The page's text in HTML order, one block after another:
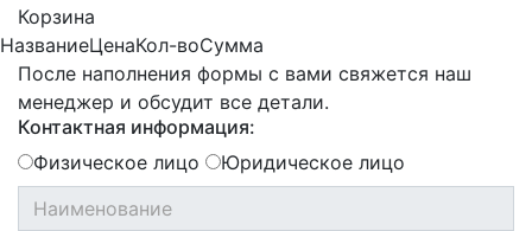
Корзина
НазваниеЦенаКол-воСумма
После наполнения формы с вами свяжется наш
менеджер и обсудит все детали.
Контактная информация:
Физическое лицо
Юридическое лицо